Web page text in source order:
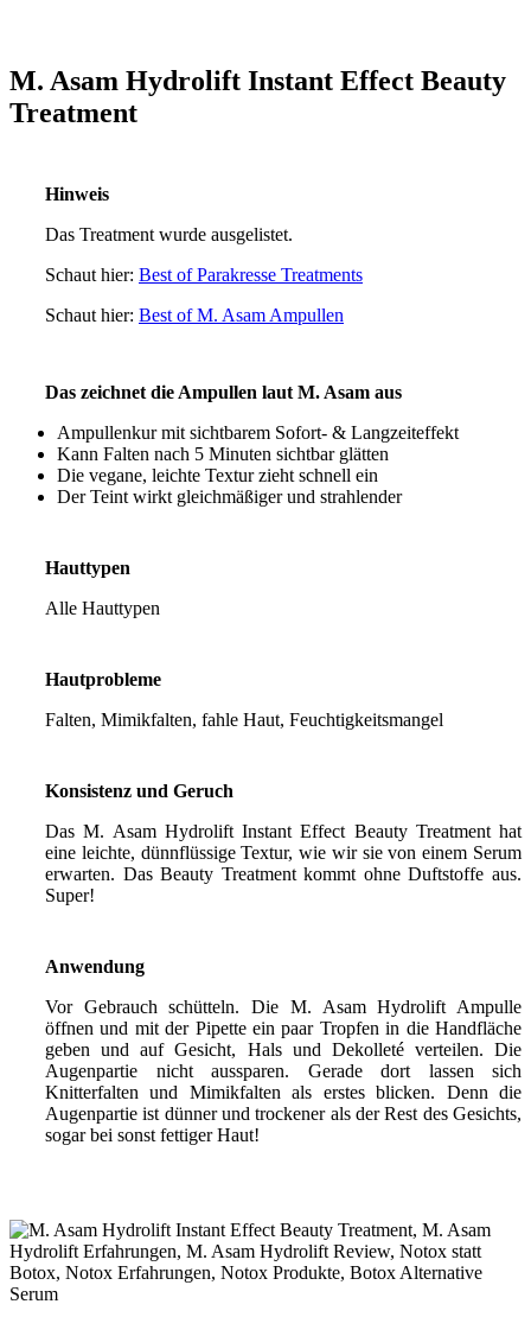
M. Asam Hydrolift Instant Effect Beauty
Treatment
Hinweis
Das Treatment wurde ausgelistet.
Schaut hier: Best of Parakresse Treatments
Schaut hier: Best of M. Asam Ampullen
Das zeichnet die Ampullen laut M. Asam aus
Ampullenkur mit sichtbarem Sofort- & Langzeiteffekt
Kann Falten nach 5 Minuten sichtbar glätten
Die vegane, leichte Textur zieht schnell ein
Der Teint wirkt gleichmäßiger und strahlender
Hauttypen
Alle Hauttypen
Hautprobleme
Falten, Mimikfalten, fahle Haut, Feuchtigkeitsmangel
Konsistenz und Geruch
Das M. Asam Hydrolift Instant Effect Beauty Treatment hat
eine leichte, dünnflüssige Textur, wie wir sie von einem Serum
erwarten. Das Beauty Treatment kommt ohne Duftstoffe aus.
Super!
Anwendung
Vor Gebrauch schütteln. Die M. Asam Hydrolift Ampulle
öffnen und mit der Pipette ein paar Tropfen in die Handfläche
geben und auf Gesicht, Hals und Dekolleté verteilen. Die
Augenpartie nicht aussparen. Gerade dort lassen sich
Knitterfalten und Mimikfalten als erstes blicken. Denn die
Augenpartie ist dünner und trockener als der Rest des Gesichts,
sogar bei sonst fettiger Haut!